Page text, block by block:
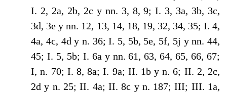
I. 2, 2a, 2b, 2c y nn. 3, 8, 9; I. 3, 3a, 3b, 3c,
3d, 3e y nn. 12, 13, 14, 18, 19, 32, 34, 35; I. 4,
4a, 4c, 4d y n. 36; I. 5, 5b, 5e, 5f, 5j y nn. 44,
45; I. 5, 5b; I. 6a y nn. 61, 63, 64, 65, 66, 67;
I, n. 70; I. 8, 8a; I. 9a; II. 1b y n. 6; II. 2, 2c,
2d y n. 25; II. 4a; II. 8c y n. 187; III; III. 1a,